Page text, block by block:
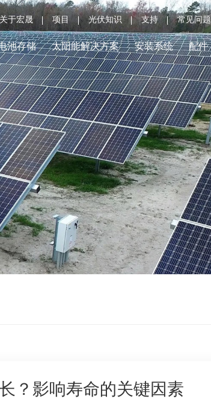
关于宏晟 项目 光伏知识 支持 常见问题
池存储 太阳能解决方案 安装系统 配件
？影响寿命的关键因素